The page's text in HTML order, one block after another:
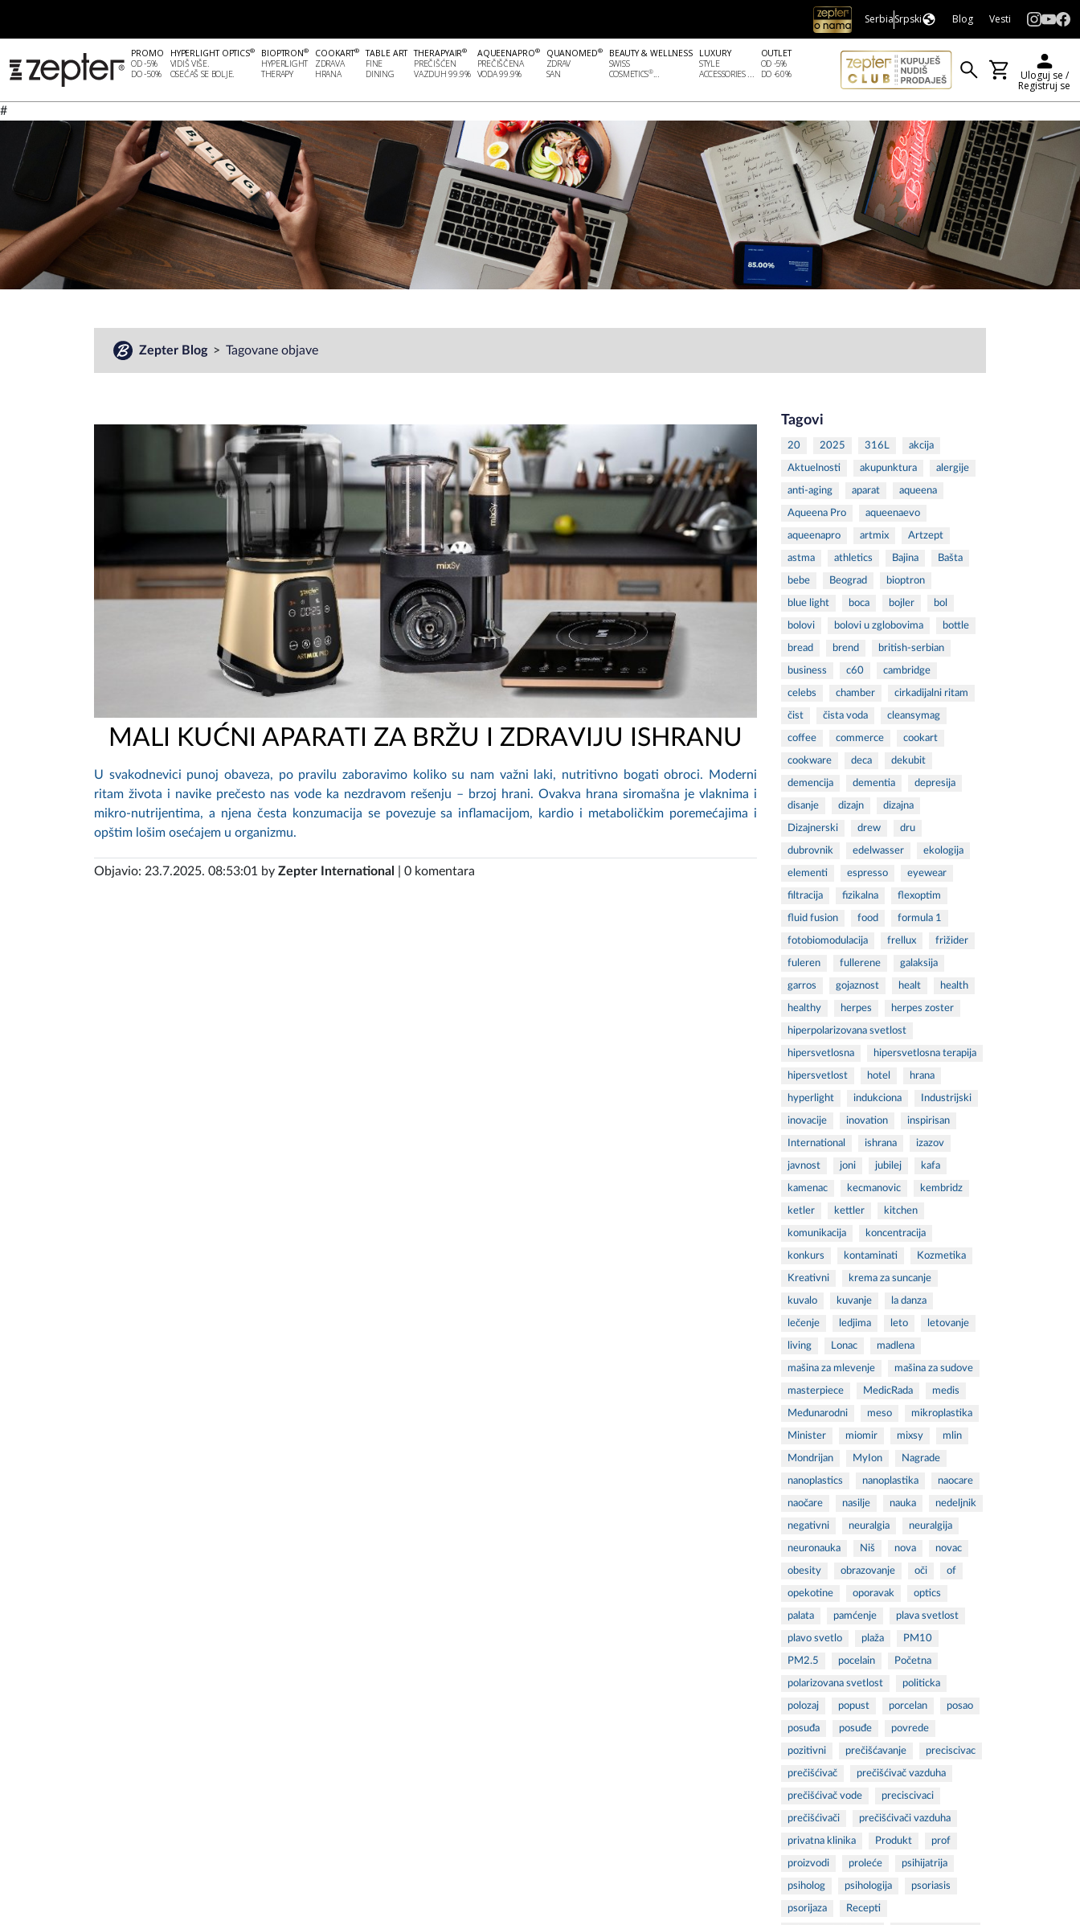
SerbiaSrpski Blog Vesti
PROMO
OD -5%
DO -50%
HYPERLIGHT OPTICS®
VIDIŠ VIŠE.
OSEĆAŠ SE BOLJE.
BIOPTRON®
HYPERLIGHT
THERAPY
COOKART®
ZDRAVA
HRANA
TABLE ART
FINE
DINING
THERAPYAIR®
PREČIŠĆEN
VAZDUH 99.9%
AQUEENAPRO®
PREČIŠČENA
VODA 99.9%
QUANOMED®
ZDRAV
SAN
BEAUTY & WELLNESS
SWISS
COSMETICS®...
LUXURY
STYLE
ACCESSORIES ...
OUTLET
OD -5%
DO -60%
Uloguj se /
Registruj se
#
Zepter Blog Tagovane objave
MALI KUĆNI APARATI ZA BRŽU I ZDRAVIJU ISHRANU
U svakodnevici punoj obaveza, po pravilu zaboravimo koliko su nam važni laki, nutritivno bogati obroci. Moderni
ritam života i navike prečesto nas vode ka nezdravom rešenju – brzoj hrani. Ovakva hrana siromašna je vlaknima i
mikro-nutrijentima, a njena česta konzumacija se povezuje sa inflamacijom, kardio i metaboličkim poremećajima i
opštim lošim osećajem u organizmu.
Objavio: 23.7.2025. 08:53:01 by Zepter International | 0 komentara
Tagovi
20 2025 316L akcija
Aktuelnosti akupunktura alergije
anti-aging aparat aqueena
Aqueena Pro aqueenaevo
aqueenapro artmix Artzept
astma athletics Bajina Bašta
bebe Beograd bioptron
blue light boca bojler bol
bolovi bolovi u zglobovima bottle
bread brend british-serbian
business c60 cambridge
celebs chamber cirkadijalni ritam
čist čista voda cleansymag
coffee commerce cookart
cookware deca dekubit
demencija dementia depresija
disanje dizajn dizajna
Dizajnerski drew dru
dubrovnik edelwasser ekologija
elementi espresso eyewear
filtracija fizikalna flexoptim
fluid fusion food formula 1
fotobiomodulacija frellux frižider
fuleren fullerene galaksija
garros gojaznost healt health
healthy herpes herpes zoster
hiperpolarizovana svetlost
hipersvetlosna hipersvetlosna terapija
hipersvetlost hotel hrana
hyperlight indukciona Industrijski
inovacije inovation inspirisan
International ishrana izazov
javnost joni jubilej kafa
kamenac kecmanovic kembridz
ketler kettler kitchen
komunikacija koncentracija
konkurs kontaminati Kozmetika
Kreativni krema za suncanje
kuvalo kuvanje la danza
lečenje ledjima leto letovanje
living Lonac madlena
mašina za mlevenje mašina za sudove
masterpiece MedicRada medis
Međunarodni meso mikroplastika
Minister miomir mixsy mlin
Mondrijan MyIon Nagrade
nanoplastics nanoplastika naocare
naočare nasilje nauka nedeljnik
negativni neuralgia neuralgija
neuronauka Niš nova novac
obesity obrazovanje oči of
opekotine oporavak optics
palata pamćenje plava svetlost
plavo svetlo plaža PM10
PM2.5 pocelain Početna
polarizovana svetlost politicka
polozaj popust porcelan posao
posuđa posuđe povrede
pozitivni prečišćavanje preciscivac
prečišćivač prečišćivač vazduha
prečišćivač vode preciscivaci
prečišćivači prečišćivači vazduha
privatna klinika Produkt prof
proizvodi proleće psihijatrija
psiholog psihologija psoriasis
psorijaza Recepti